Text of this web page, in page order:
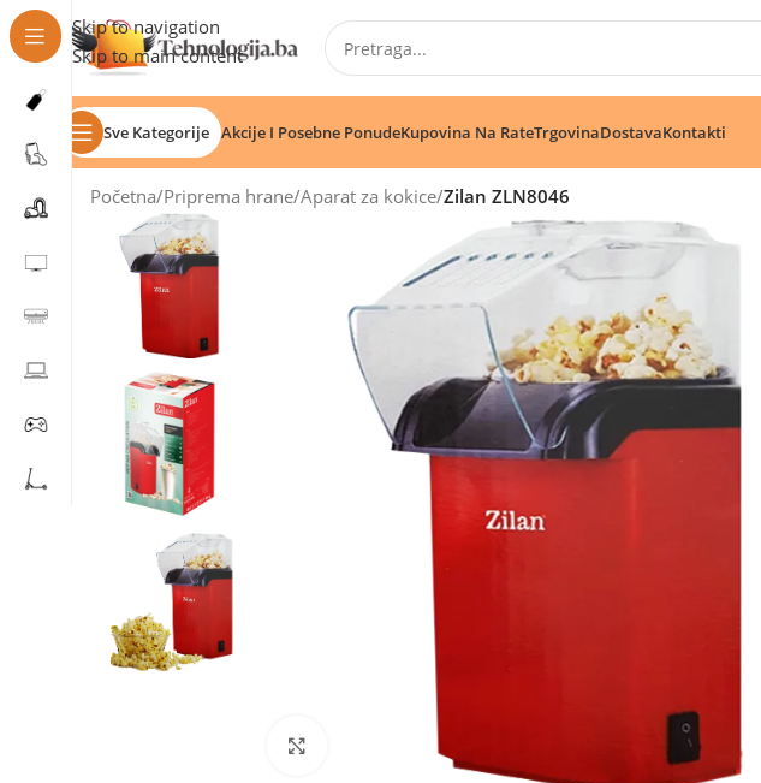
Skip to navigation
Skip to main content
Sve Kategorije Akcije I Posebne PonudeKupovina Na RateTrgovinaDostavaKontakti
Početna/Priprema hrane/Aparat za kokice/Zilan ZLN8046
Kliknite za uvećanje